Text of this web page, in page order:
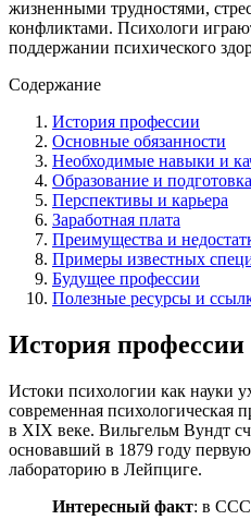
жизненными трудностями,
конфликтами. Психологи
поддержании психического
Содержание
История профессии
Основные обязанности
Необходимые навыки и
Образование и подготовка
Перспективы и карьера
Заработная плата
Преимущества и
Примеры известных
Будущее профессии
Полезные ресурсы и
История профессии
Истоки психологии как науки
современная психологическая
в XIX веке. Вильгельм Вундт
основавший в 1879 году
лабораторию в Лейпциге.
Интересный факт: в